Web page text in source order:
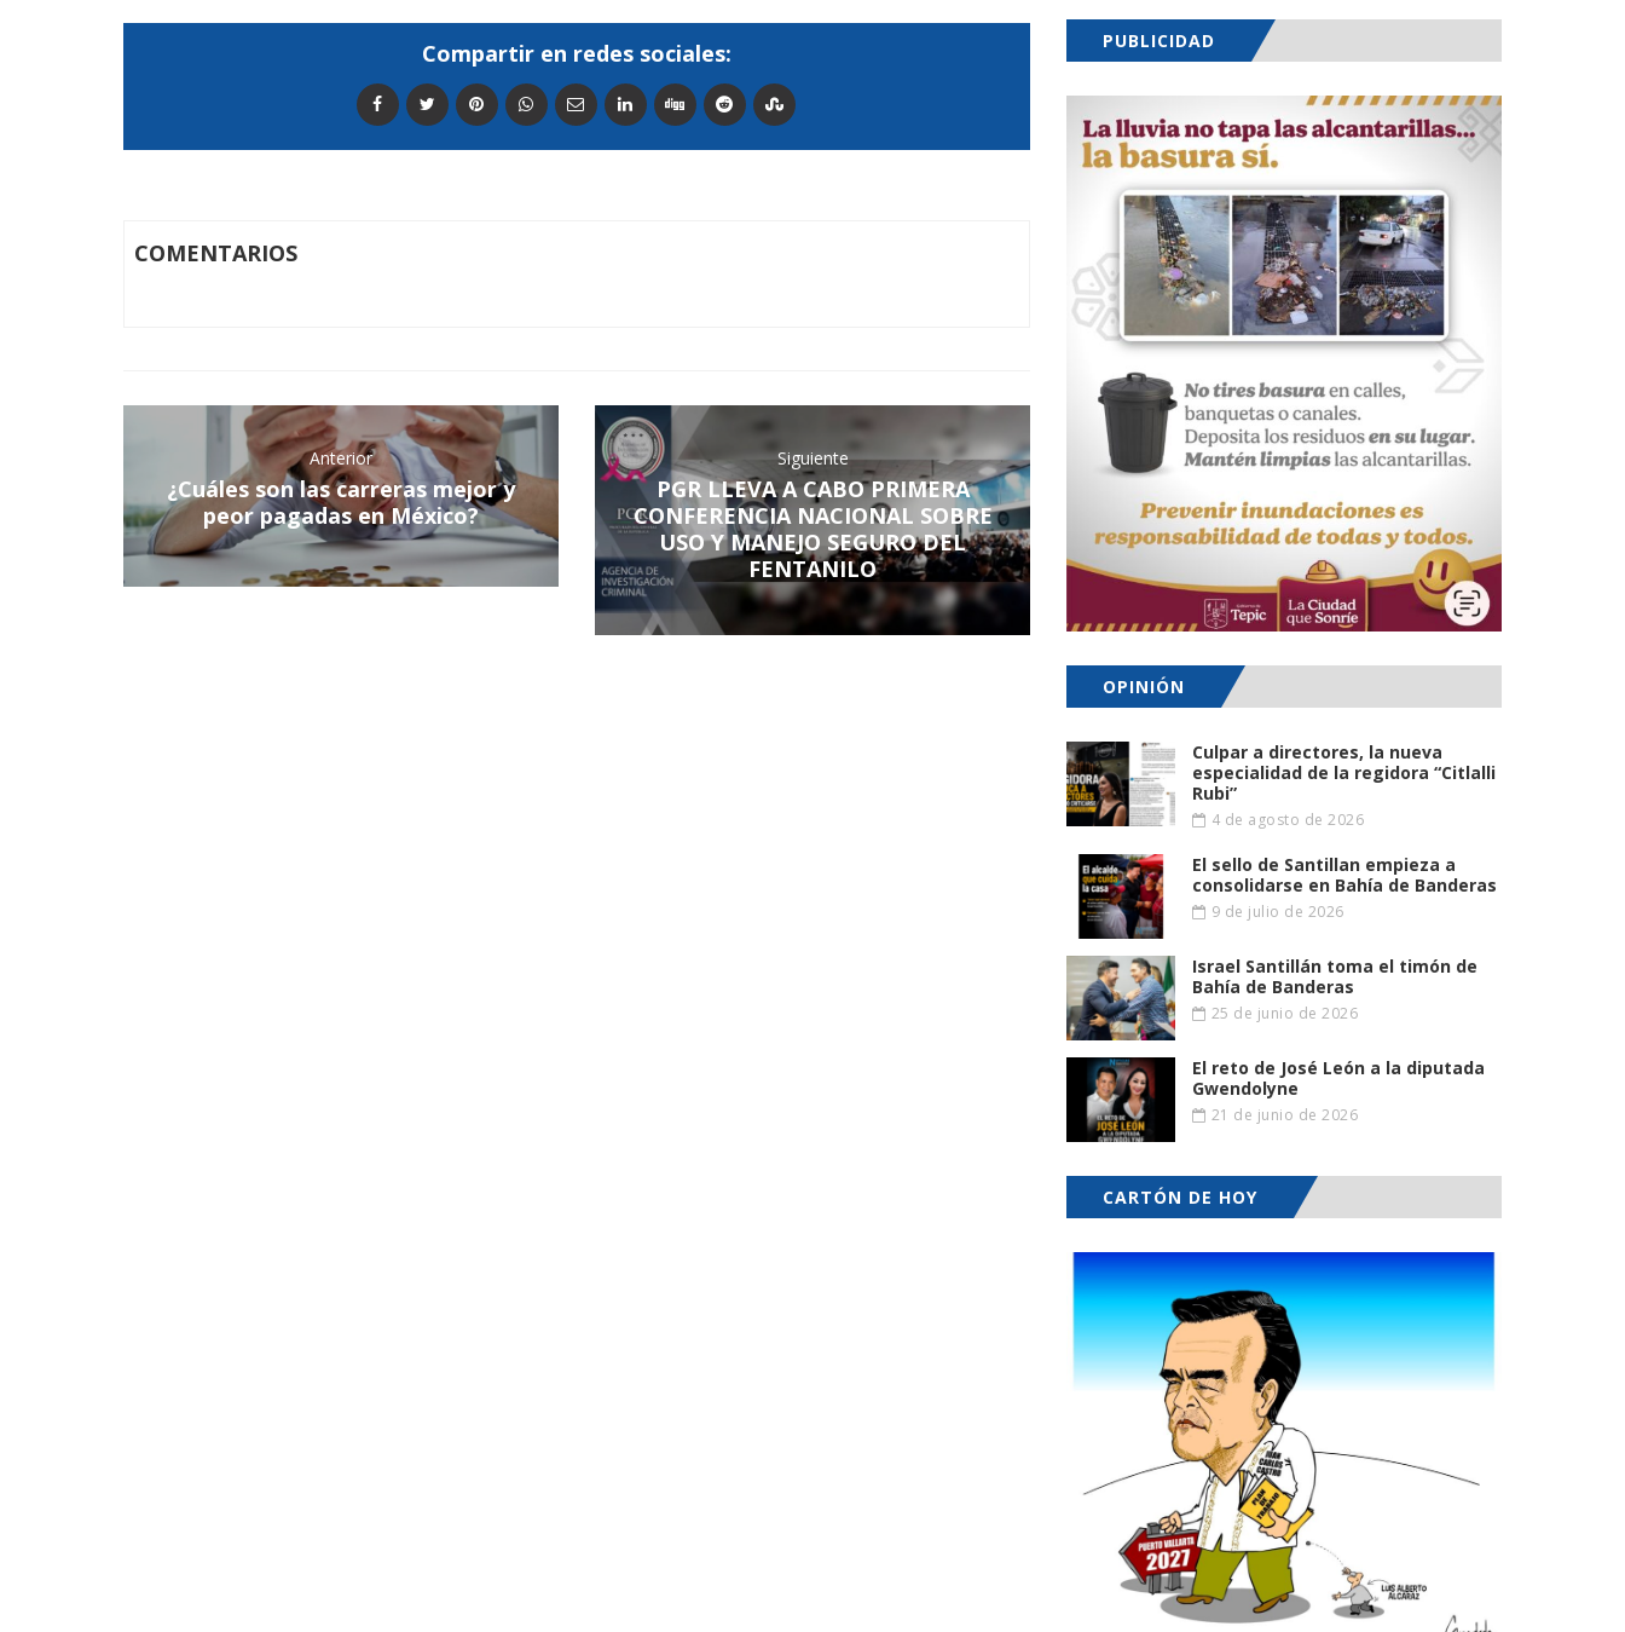
Compartir en redes sociales:
COMENTARIOS
Anterior
¿Cuáles son las carreras mejor y
peor pagadas en México?
Siguiente
PGR LLEVA A CABO PRIMERA
CONFERENCIA NACIONAL SOBRE
USO Y MANEJO SEGURO DEL
FENTANILO
PUBLICIDAD
OPINIÓN
Culpar a directores, la nueva
especialidad de la regidora “Citlalli
Rubi”
4 de agosto de 2026
El sello de Santillan empieza a
consolidarse en Bahía de Banderas
9 de julio de 2026
Israel Santillán toma el timón de
Bahía de Banderas
25 de junio de 2026
El reto de José León a la diputada
Gwendolyne
21 de junio de 2026
CARTÓN DE HOY